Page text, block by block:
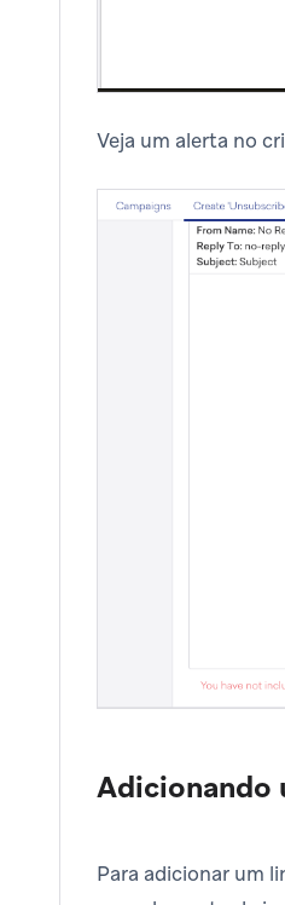
Veja um alerta no
Adicionando
Para adicionar um